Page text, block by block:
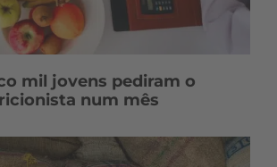
mil jovens pediram o
num mês